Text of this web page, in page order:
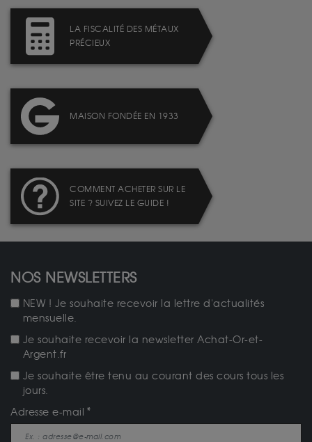
LA FISCALITÉ DES MÉTAUX
PRÉCIEUX
MAISON FONDÉE EN 1933
COMMENT ACHETER SUR LE
SITE ? SUIVEZ LE GUIDE !
NOS NEWSLETTERS
NEW ! Je souhaite recevoir la lettre d'actualités
mensuelle.
Je souhaite recevoir la newsletter Achat-Or-et-
Argent.fr
Je souhaite être tenu au courant des cours tous les
jours.
Adresse e-mail